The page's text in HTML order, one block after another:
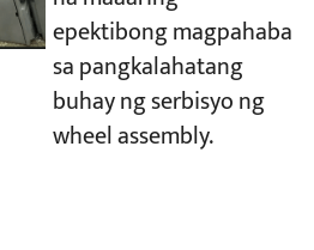
epektibong magpahaba
sa pangkalahatang
buhay ng serbisyo ng
wheel assembly.